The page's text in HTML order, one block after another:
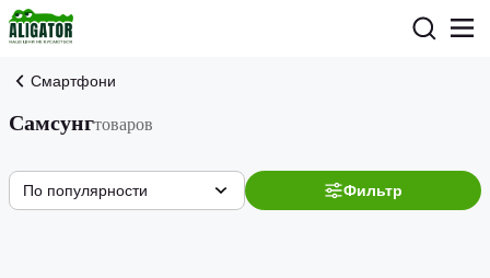
Смартфони
Самсунгтоваров
Фильтр
По популярности